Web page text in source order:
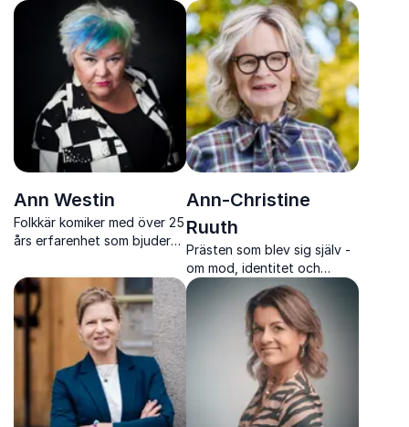
och livets stora frågor, med
både skärpa och värme.
ärlighet om arbetsglädje,
relationer, självkänsla och
livet mitt i vardagens tempo.
Ann Westin
Folkkär komiker med över 25
års erfarenhet som bjuder
igenkänning och skratt från
första minuten.
Ann-Christine
Ruuth
Prästen som blev sig själv -
om mod, identitet och
inkludering.